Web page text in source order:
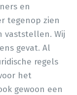
en
tegenop zien
vaststellen. Wij
gevat. Al
regels
het
gewoon een